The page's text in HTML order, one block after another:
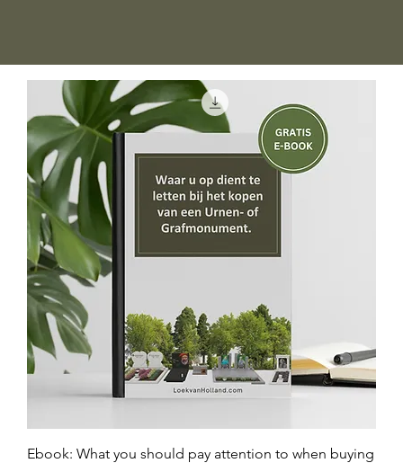
Ebook: What you should pay attention to when buying